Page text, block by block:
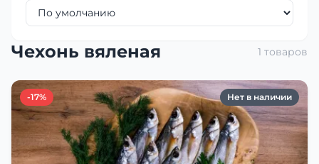
Чехонь вяленая 1 товаров
-17% Нет в наличии